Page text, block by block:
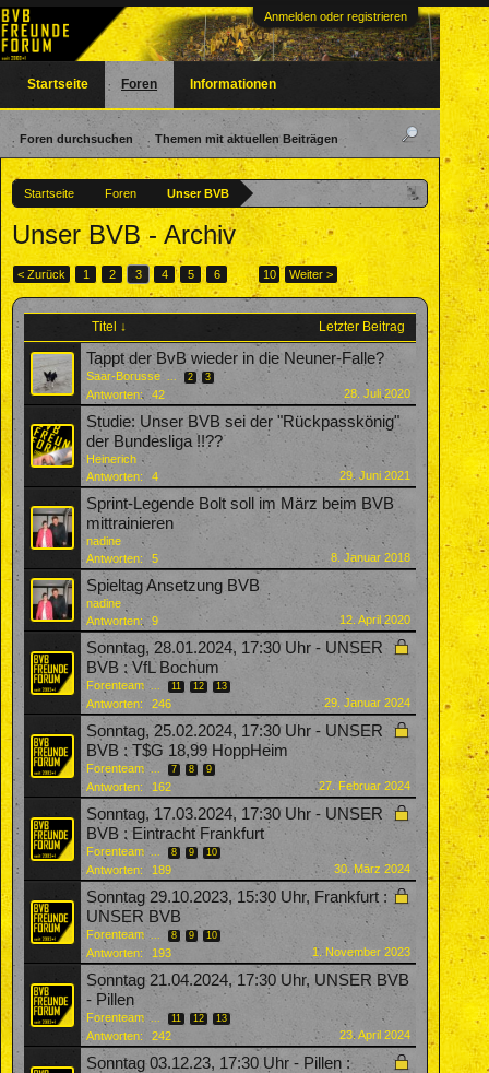
Anmelden oder registrieren
Startseite Foren Unser BVB
Unser BVB - Archiv
< Zurück 1 2 3 4 5 6 → 10 Weiter >
Titel ↓ Letzter Beitrag
Tappt der BvB wieder in die Neuner-Falle?
Saar-Borusse ... 2 3
Antworten: 42 28. Juli 2020
Studie: Unser BVB sei der "Rückpasskönig"
der Bundesliga !!??
Heinerich
Antworten:
4 29. Juni 2021
Sprint-Legende Bolt soll im März beim BVB
mittrainieren
nadine
Antworten:
5 8. Januar 2018
Spieltag Ansetzung BVB
nadine
Antworten:
9 12. April 2020
Sonntag, 28.01.2024, 17:30 Uhr - UNSER
BVB : VfL Bochum
Forenteam ... 11 12 13
Antworten: 246 29. Januar 2024
Sonntag, 25.02.2024, 17:30 Uhr - UNSER
BVB : T$G 18,99 HoppHeim
Forenteam ... 7 8 9
Antworten: 162 27. Februar 2024
Sonntag, 17.03.2024, 17:30 Uhr - UNSER
BVB : Eintracht Frankfurt
Forenteam ... 8 9 10
Antworten: 189 30. März 2024
Sonntag 29.10.2023, 15:30 Uhr, Frankfurt :
UNSER BVB
Forenteam ... 8 9 10
Antworten: 193 1. November 2023
Sonntag 21.04.2024, 17:30 Uhr, UNSER BVB
- Pillen
Forenteam ... 11 12 13
Antworten: 242 23. April 2024
Sonntag 03.12.23, 17:30 Uhr - Pillen :
Startseite Foren
Foren durchsuchen Themen mit aktuellen Beiträgen
Informationen